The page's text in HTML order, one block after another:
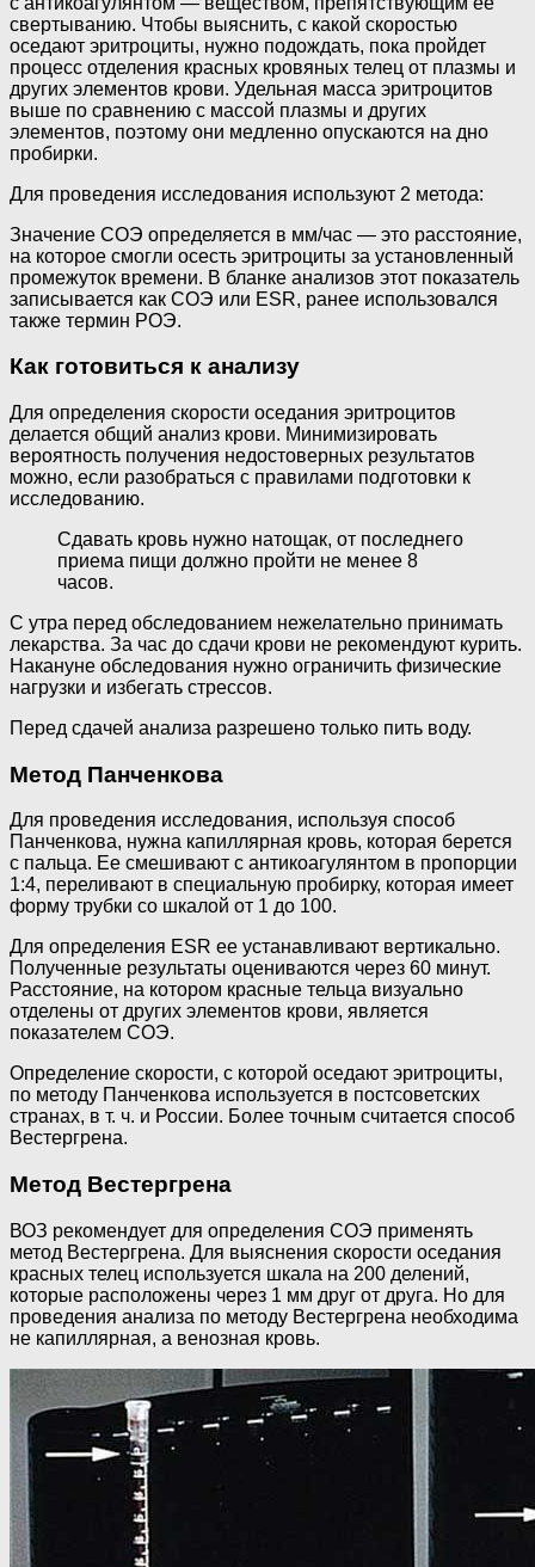
свертыванию. Чтобы выяснить, с какой скоростью
оседают эритроциты, нужно подождать, пока пройдет
процесс отделения красных кровяных телец от плазмы и
других элементов крови. Удельная масса эритроцитов
выше по сравнению с массой плазмы и других
элементов, поэтому они медленно опускаются на дно
пробирки.
Для проведения исследования используют 2 метода:
Значение СОЭ определяется в мм/час — это расстояние,
на которое смогли осесть эритроциты за установленный
промежуток времени. В бланке анализов этот показатель
записывается как СОЭ или ESR, ранее использовался
также термин РОЭ.
Как готовиться к анализу
Для определения скорости оседания эритроцитов
делается общий анализ крови. Минимизировать
вероятность получения недостоверных результатов
можно, если разобраться с правилами подготовки к
исследованию.
Сдавать кровь нужно натощак, от последнего
приема пищи должно пройти не менее 8
часов.
С утра перед обследованием нежелательно принимать
лекарства. За час до сдачи крови не рекомендуют курить.
Накануне обследования нужно ограничить физические
нагрузки и избегать стрессов.
Перед сдачей анализа разрешено только пить воду.
Метод Панченкова
Для проведения исследования, используя способ
Панченкова, нужна капиллярная кровь, которая берется
с пальца. Ее смешивают с антикоагулянтом в пропорции
1:4, переливают в специальную пробирку, которая имеет
форму трубки со шкалой от 1 до 100.
Для определения ESR ее устанавливают вертикально.
Полученные результаты оцениваются через 60 минут.
Расстояние, на котором красные тельца визуально
отделены от других элементов крови, является
показателем СОЭ.
Определение скорости, с которой оседают эритроциты,
по методу Панченкова используется в постсоветских
странах, в т. ч. и России. Более точным считается способ
Вестергрена.
Метод Вестергрена
ВОЗ рекомендует для определения СОЭ применять
метод Вестергрена. Для выяснения скорости оседания
красных телец используется шкала на 200 делений,
которые расположены через 1 мм друг от друга. Но для
проведения анализа по методу Вестергрена необходима
не капиллярная, а венозная кровь.